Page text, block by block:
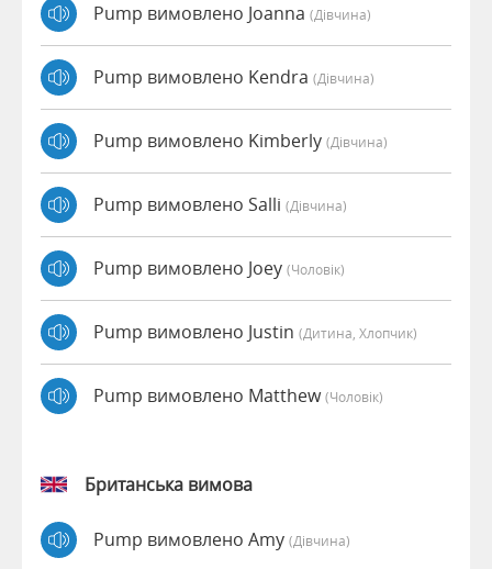
Pump вимовлено Joanna (дівчина)
Pump вимовлено Kendra (дівчина)
Pump вимовлено Kimberly (дівчина)
Pump вимовлено Salli (дівчина)
Pump вимовлено Joey (чоловік)
Pump вимовлено Justin (дитина, Хлопчик)
Pump вимовлено Matthew(чоловік)
Британська вимова
Pump вимовлено Amy (дівчина)